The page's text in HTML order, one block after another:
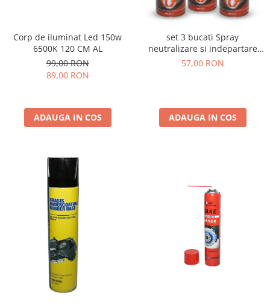
Corp de iluminat Led 150w
6500K 120 CM AL
99,00 RON
89,00 RON
ADAUGA IN COS
set 3 bucati Spray
neutralizare si indepartare
rugina 450ml
57,00 RON
ADAUGA IN COS